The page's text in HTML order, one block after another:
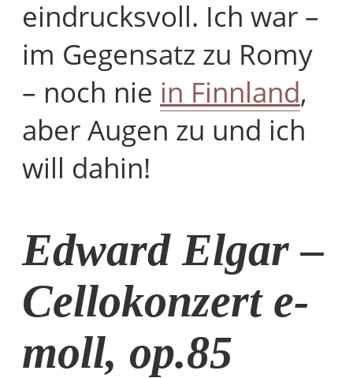
eindrucksvoll. Ich war –
im Gegensatz zu Romy
– noch nie in Finnland,
aber Augen zu und ich
will dahin!
Edward Elgar –
Cellokonzert e-
moll, op.85